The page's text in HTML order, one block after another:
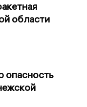
области
опасность